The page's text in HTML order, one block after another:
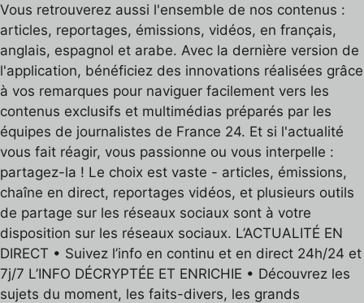
Vous retrouverez aussi l'ensemble de nos contenus :
articles, reportages, émissions, vidéos, en français,
anglais, espagnol et arabe. Avec la dernière version de
l'application, bénéficiez des innovations réalisées grâce
à vos remarques pour naviguer facilement vers les
contenus exclusifs et multimédias préparés par les
équipes de journalistes de France 24. Et si l'actualité
vous fait réagir, vous passionne ou vous interpelle :
partagez-la ! Le choix est vaste - articles, émissions,
chaîne en direct, reportages vidéos, et plusieurs outils
de partage sur les réseaux sociaux sont à votre
disposition sur les réseaux sociaux. L’ACTUALITÉ EN
DIRECT • Suivez l’info en continu et en direct 24h/24 et
7j/7 L’INFO DÉCRYPTÉE ET ENRICHIE • Découvrez les
sujets du moment, les faits-divers, les grands